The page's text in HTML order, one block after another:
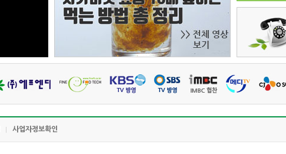
사업자정보확인